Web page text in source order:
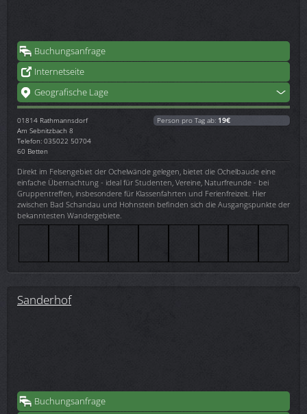
Buchungsanfrage
Internetseite
Geografische Lage
01814 Rathmannsdorf
Am Sebnitzbach 8
Telefon: 035022 50704
60 Betten
Person pro Tag ab: 19€
Direkt im Felsengebiet der Ochelwände gelegen, bietet die Ochelbaude eine
einfache Übernachtung - ideal für Studenten, Vereine, Naturfreunde - bei
Gruppentreffen, insbesondere für Klassenfahrten und Ferienfreizeit. Hier
zwischen Bad Schandau und Hohnstein befinden sich die Ausgangspunkte der
bekanntesten Wandergebiete.
Sanderhof
Buchungsanfrage